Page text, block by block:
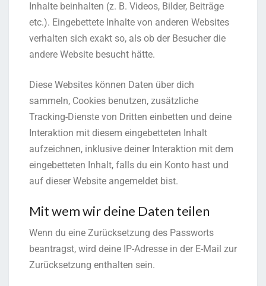
Inhalte beinhalten (z. B. Videos, Bilder, Beiträge
etc.). Eingebettete Inhalte von anderen Websites
verhalten sich exakt so, als ob der Besucher die
andere Website besucht hätte.
Diese Websites können Daten über dich
sammeln, Cookies benutzen, zusätzliche
Tracking-Dienste von Dritten einbetten und deine
Interaktion mit diesem eingebetteten Inhalt
aufzeichnen, inklusive deiner Interaktion mit dem
eingebetteten Inhalt, falls du ein Konto hast und
auf dieser Website angemeldet bist.
Mit wem wir deine Daten teilen
Wenn du eine Zurücksetzung des Passworts
beantragst, wird deine IP-Adresse in der E-Mail zur
Zurücksetzung enthalten sein.